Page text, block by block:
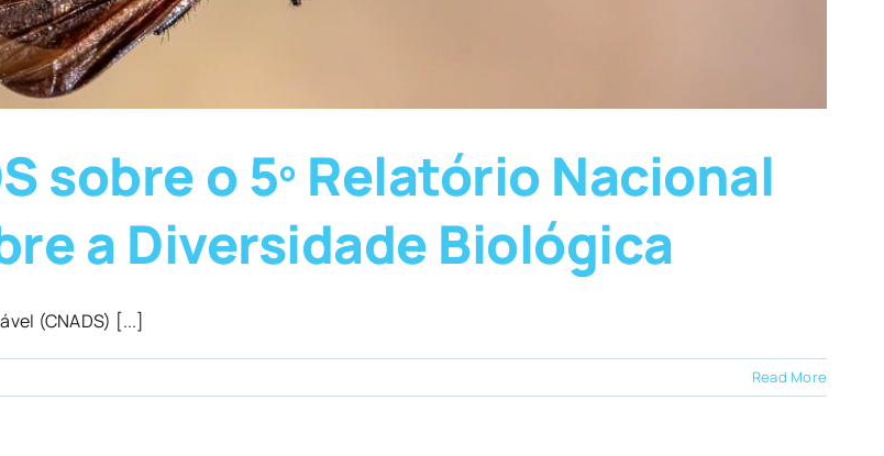
sobre o 5º Relatório Nacional
a Diversidade Biológica
(CNADS) [...]
Read More